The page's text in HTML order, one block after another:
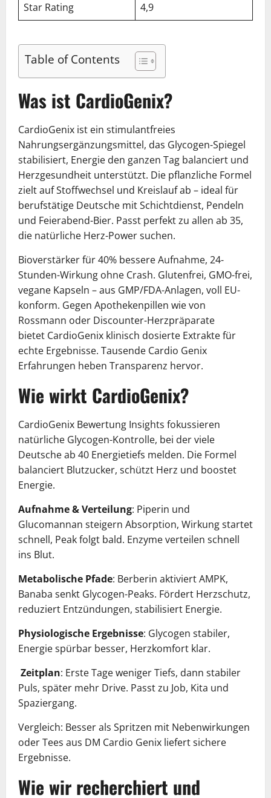
Star Rating
4,9
Table of Contents
Was ist CardioGenix?
CardioGenix ist ein stimulantfreies
Nahrungsergänzungsmittel, das Glycogen-Spiegel
stabilisiert, Energie den ganzen Tag balanciert und
Herzgesundheit unterstützt. Die pflanzliche Formel
zielt auf Stoffwechsel und Kreislauf ab – ideal für
berufstätige Deutsche mit Schichtdienst, Pendeln
und Feierabend-Bier. Passt perfekt zu allen ab 35,
die natürliche Herz-Power suchen.
Bioverstärker für 40% bessere Aufnahme, 24-
Stunden-Wirkung ohne Crash. Glutenfrei, GMO-frei,
vegane Kapseln – aus GMP/FDA-Anlagen, voll EU-
konform. Gegen Apothekenpillen wie von
Rossmann oder Discounter-Herzpräparate
bietet CardioGenix klinisch dosierte Extrakte für
echte Ergebnisse. Tausende Cardio Genix
Erfahrungen heben Transparenz hervor.
Wie wirkt CardioGenix?
CardioGenix Bewertung Insights fokussieren
natürliche Glycogen-Kontrolle, bei der viele
Deutsche ab 40 Energietiefs melden. Die Formel
balanciert Blutzucker, schützt Herz und boostet
Energie.
Aufnahme & Verteilung: Piperin und
Glucomannan steigern Absorption, Wirkung startet
schnell, Peak folgt bald. Enzyme verteilen schnell
ins Blut.
Metabolische Pfade: Berberin aktiviert AMPK,
Banaba senkt Glycogen-Peaks. Fördert Herzschutz,
reduziert Entzündungen, stabilisiert Energie.
Physiologische Ergebnisse: Glycogen stabiler,
Energie spürbar besser, Herzkomfort klar.
Zeitplan: Erste Tage weniger Tiefs, dann stabiler
Puls, später mehr Drive. Passt zu Job, Kita und
Spaziergang.
Vergleich: Besser als Spritzen mit Nebenwirkungen
oder Tees aus DM Cardio Genix liefert sichere
Ergebnisse.
Wie wir recherchiert und